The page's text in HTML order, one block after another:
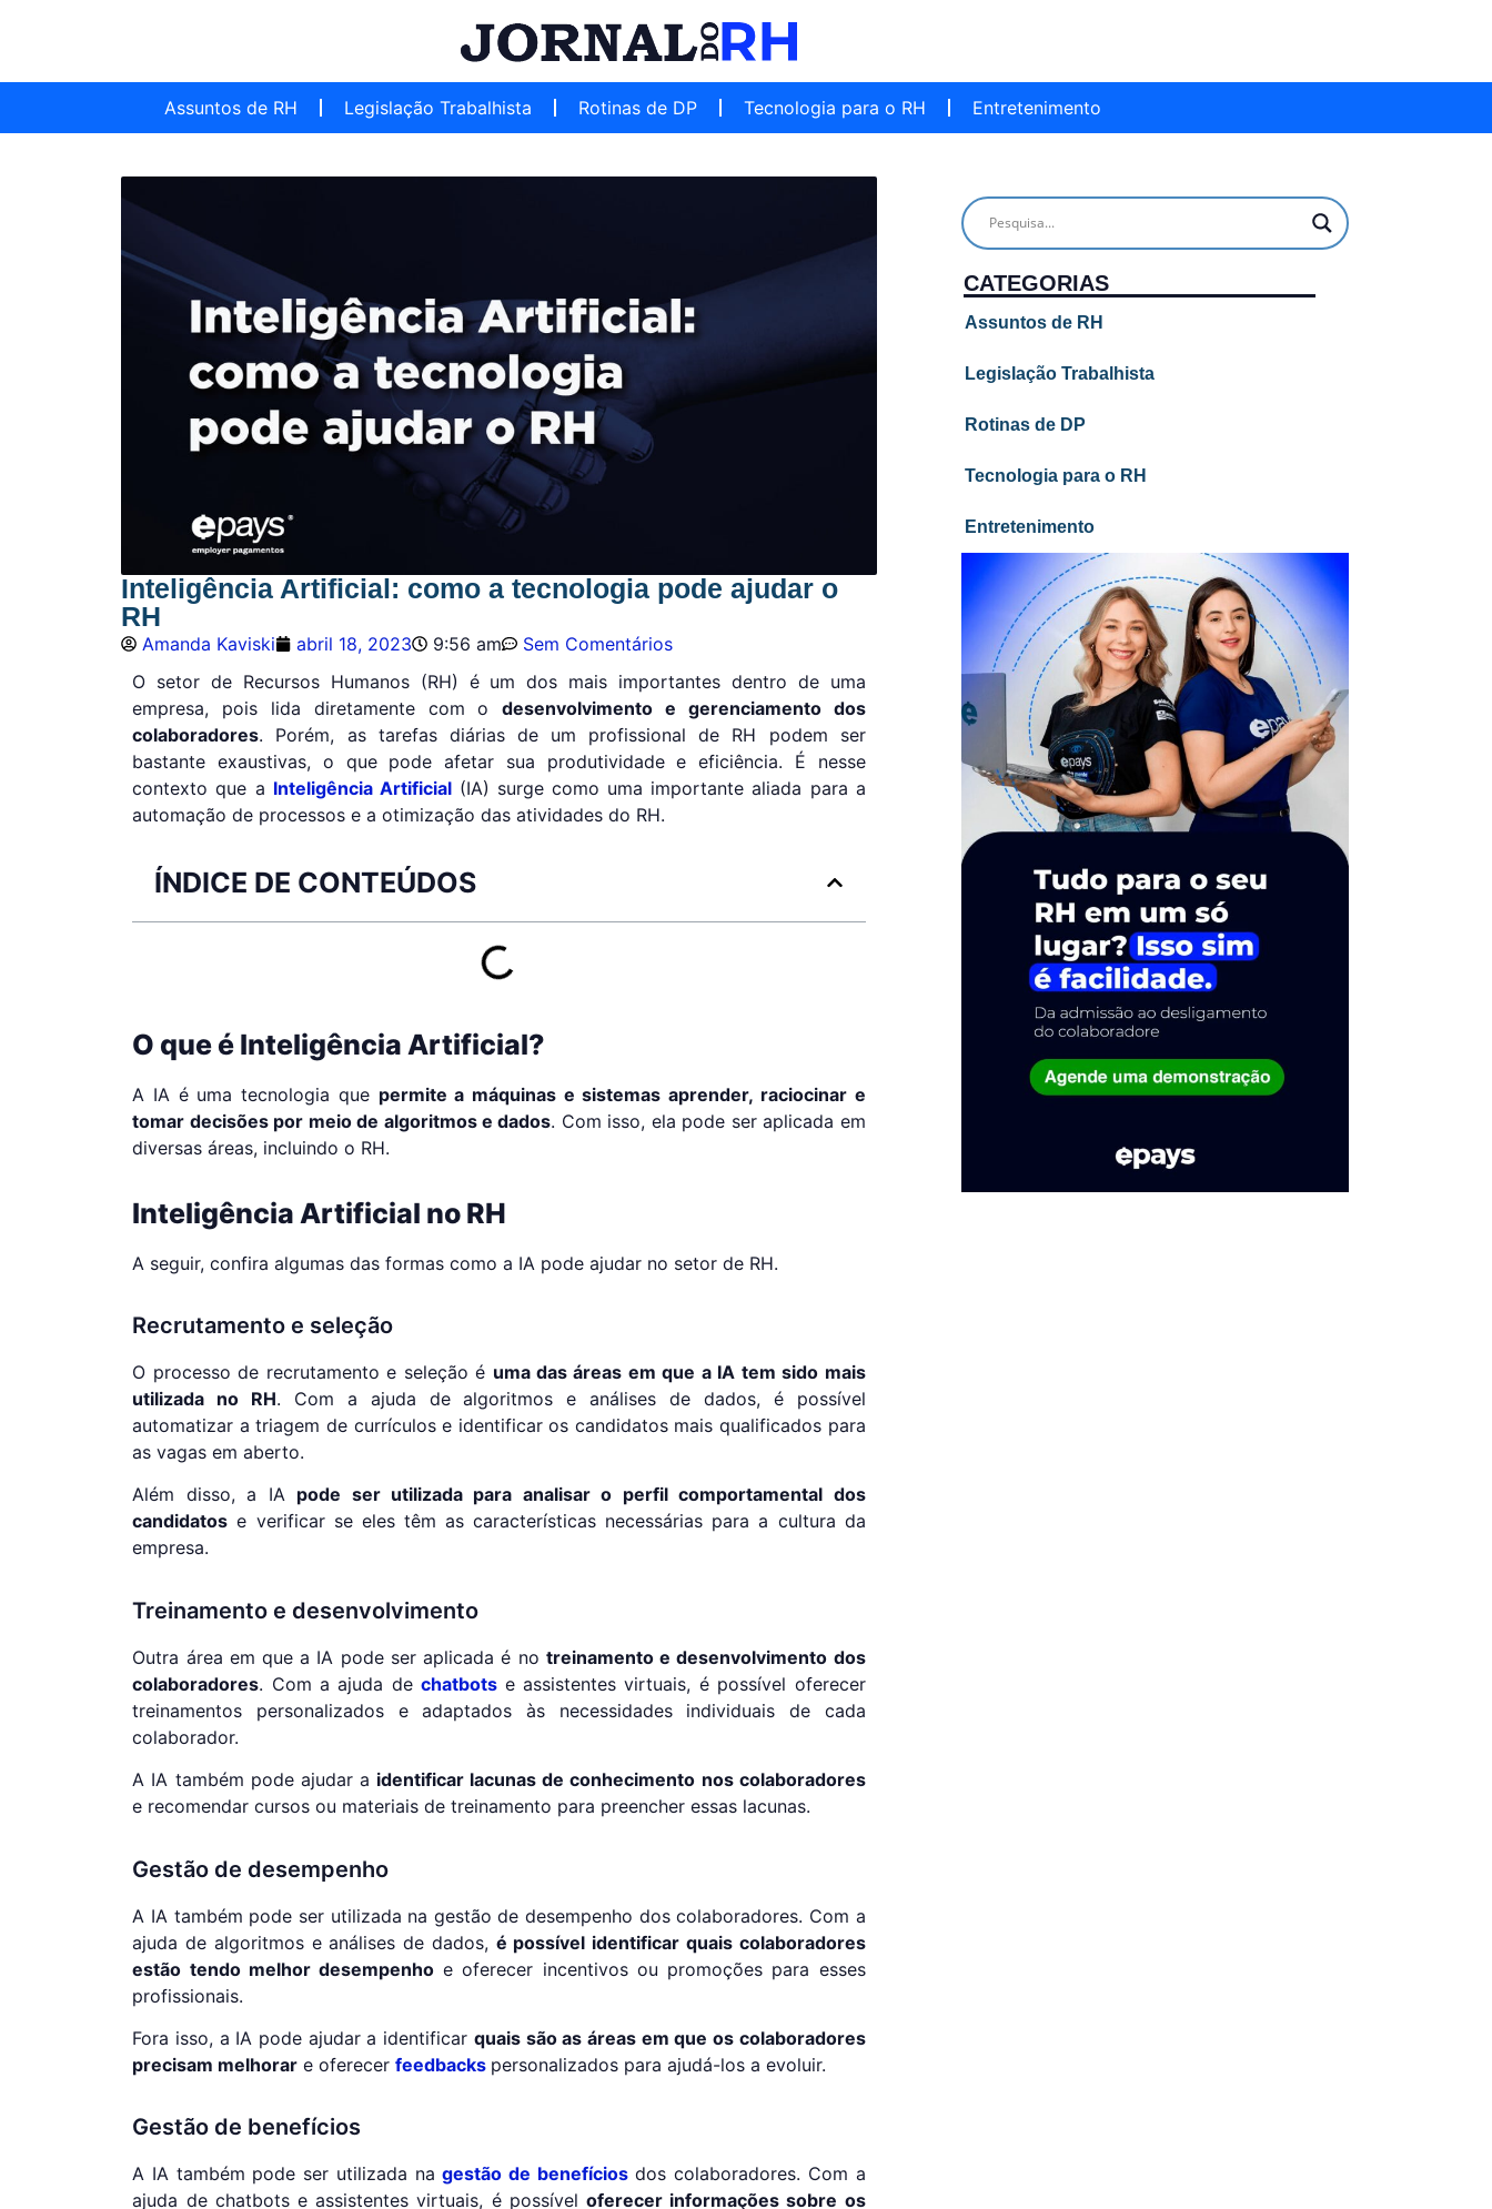
Assuntos de RH Legislação Trabalhista Rotinas de DP Tecnologia para o RH Entretenimento
Inteligência Artificial: como a tecnologia pode ajudar o
RH
Amanda Kaviski abril 18, 2023 9:56 am
Sem Comentários
O setor de Recursos Humanos (RH) é um dos mais importantes dentro de uma
empresa, pois lida diretamente com odesenvolvimento e gerenciamento dos
colaboradores. Porém, as tarefas diárias de um profissional de RH podem ser
bastante exaustivas, o que pode afetar sua produtividade e eficiência. É nesse
contexto que a Inteligência Artificial(IA) surge como uma importante aliada para a
automação de processos e a otimização das atividades do RH.
ÍNDICE DE CONTEÚDOS
O que é Inteligência Artificial?
A IA é uma tecnologia que permite a máquinas e sistemas aprender, raciocinar e
tomar decisões por meio de algoritmos e dados. Com isso, ela pode ser aplicada em
diversas áreas, incluindo o RH.
Inteligência Artificial no RH
A seguir, confira algumas das formas como a IA pode ajudar no setor de RH.
Recrutamento e seleção
O processo de recrutamento e seleção é uma das áreas em que a IA tem sido mais
utilizada no RH. Com a ajuda de algoritmos e análises de dados, é possível
automatizar a triagem de currículos e identificar os candidatos mais qualificados para
as vagas em aberto.
Além disso, a IA pode ser utilizada para analisar o perfil comportamental dos
candidatos e verificar se eles têm as características necessárias para a cultura da
empresa.
Treinamento e desenvolvimento
Outra área em que a IA pode ser aplicada é no treinamento e desenvolvimento dos
colaboradores. Com a ajuda dechatbots e assistentes virtuais, é possível oferecer
treinamentos personalizados e adaptados às necessidades individuais de cada
colaborador.
A IA também pode ajudar a identificar lacunas de conhecimento nos colaboradores
e recomendar cursos ou materiais de treinamento para preencher essas lacunas.
Gestão de desempenho
A IA também pode ser utilizada na gestão de desempenho dos colaboradores. Com a
ajuda de algoritmos e análises de dados, é possível identificar quais colaboradores
estão tendo melhor desempenho e oferecer incentivos ou promoções para esses
profissionais.
Fora isso, a IA pode ajudar a identificar quais são as áreas em que os colaboradores
precisam melhorar e oferecerfeedbacks personalizados para ajudá-los a evoluir.
Gestão de benefícios
A IA também pode ser utilizada nagestão de benefíciosdos colaboradores. Com a
ajuda de chatbots e assistentes virtuais, é possíveloferecer informações sobre os
CATEGORIAS
Assuntos de RH
Legislação Trabalhista
Rotinas de DP
Tecnologia para o RH
Entretenimento